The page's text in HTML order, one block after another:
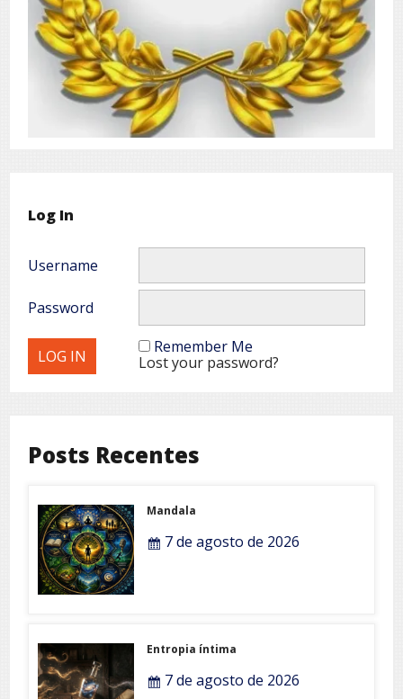
Log In
Username
Password
Remember Me
Lost your password?
Posts Recentes
Mandala
7 de agosto de 2026
Entropia íntima
7 de agosto de 2026